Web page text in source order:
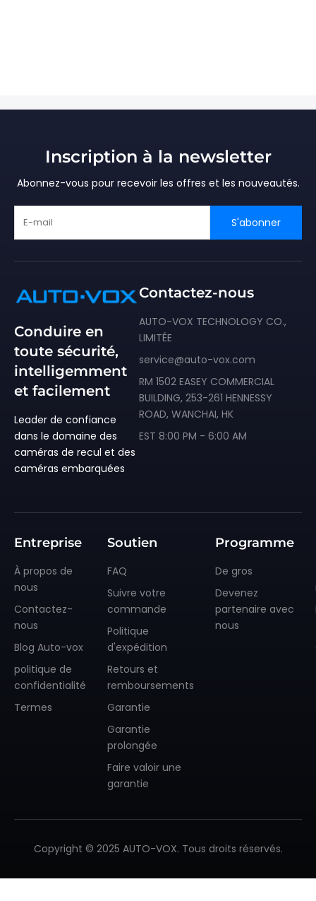
Inscription à la newsletter
Abonnez-vous pour recevoir les offres et les nouveautés.
S'abonner
Conduire en
toute sécurité,
intelligemment
et facilement
Leader de confiance
dans le domaine des
caméras de recul et des
caméras embarquées
Contactez-nous
AUTO-VOX TECHNOLOGY CO.,
LIMITÉE
service@auto-vox.com
RM 1502 EASEY COMMERCIAL
BUILDING, 253-261 HENNESSY
ROAD, WANCHAI, HK
EST 8:00 PM - 6:00 AM
Entreprise
À propos de
nous
Contactez-
nous
Blog Auto-vox
politique de
confidentialité
Termes
Soutien
FAQ
Suivre votre
commande
Politique
d'expédition
Retours et
remboursements
Garantie
Garantie
prolongée
Faire valoir une
garantie
Programme
De gros
Devenez
partenaire avec
nous
Copyright © 2025 AUTO-VOX. Tous droits réservés.
❄